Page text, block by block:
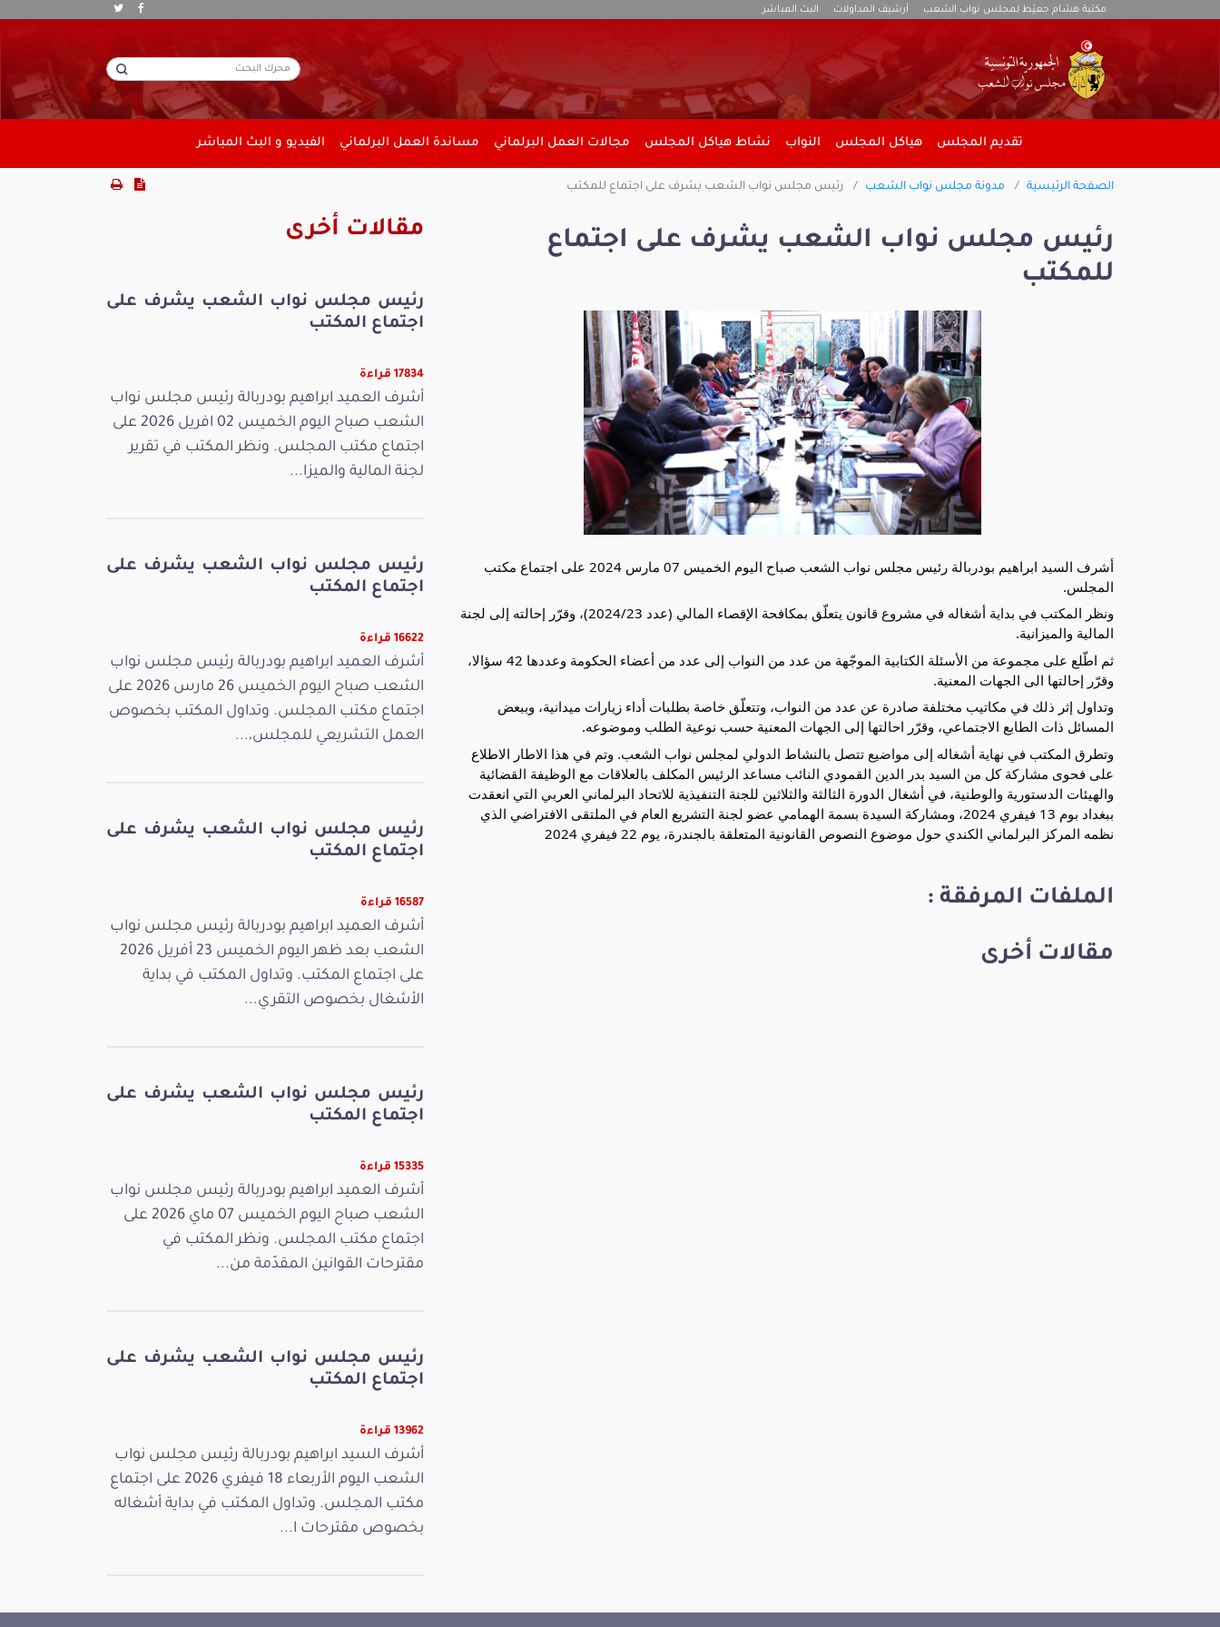
مكتبة هشام جعيّط لمجلس نواب الشعب أرشيف المداولات البث المباشر
تقديم المجلس هياكل المجلس النواب نشاط هياكل المجلس مجالات العمل البرلماني مساندة العمل البرلماني الفيديو و البث المباشر
الصفحة الرئيسية مدونة مجلس نواب الشعب رئيس مجلس نواب الشعب يشرف على اجتماع للمكتب
رئيس مجلس نواب الشعب يشرف على اجتماع
للمكتب
أشرف السيد ابراهيم بودربالة رئيس مجلس نواب الشعب صباح اليوم الخميس 07 مارس 2024 على اجتماع مكتب
المجلس.
ونظر المكتب في بداية أشغاله في مشروع قانون يتعلّق بمكافحة الإقصاء المالي (عدد 2024/23)، وقرّر إحالته إلى لجنة
المالية والميزانية.
ثم
اطّلع على مجموعة من الأسئلة الكتابية الموجّهة من عدد من النواب إلى عدد من أعضاء الحكومة وعددها 42 سؤالا،
وقرّر إحالتها الى الجهات المعنية.
وتداول إثر ذلك في مكاتيب مختلفة صادرة عن عدد من النواب، وتتعلّق خاصة بطلبات أداء زيارات ميدانية، وببعض
المسائل ذات الطابع الاجتماعي، وقرّر احالتها إلى الجهات المعنية حسب نوعية الطلب وموضوعه.
وتطرق المكتب في نهاية أشغاله إلى مواضيع تتصل بالنشاط الدولي لمجلس نواب الشعب. وتم في هذا الاطار الاطلاع
على فحوى مشاركة كل من السيد بدر الدين القمودي النائب مساعد الرئيس المكلف بالعلاقات مع الوظيفة القضائية
والهيئات الدستورية والوطنية، في أشغال الدورة الثالثة والثلاثين للجنة التنفيذية للاتحاد البرلماني العربي التي انعقدت
ببغداد بوم 13 فيفري 2024، ومشاركة السيدة بسمة الهمامي عضو لجنة التشريع العام في الملتقى الافتراضي الذي
نظمه المركز البرلماني الكندي حول موضوع النصوص القانونية المتعلقة بالجندرة، يوم 22 فيفري 2024
الملفات المرفقة :
مقالات أخرى
مقالات أخرى
رئيس مجلس نواب الشعب يشرف على
اجتماع المكتب
17834 قراءة
أشرف العميد ابراهيم بودربالة رئيس مجلس نواب
الشعب صباح اليوم الخميس 02 افريل 2026 على
اجتماع مكتب المجلس. ونظر المكتب في تقرير
لجنة المالية والميزا...
رئيس مجلس نواب الشعب يشرف على
اجتماع المكتب
16622 قراءة
أشرف العميد ابراهيم بودربالة رئيس مجلس نواب
الشعب صباح اليوم الخميس 26 مارس 2026 على
اجتماع مكتب المجلس. وتداول المكتب بخصوص
العمل التشريعي للمجلس،...
رئيس مجلس نواب الشعب يشرف على
اجتماع المكتب
16587 قراءة
أشرف العميد ابراهيم بودربالة رئيس مجلس نواب
الشعب بعد ظهر اليوم الخميس 23 أفريل 2026
على اجتماع المكتب. وتداول المكتب في بداية
الأشغال بخصوص التقري...
رئيس مجلس نواب الشعب يشرف على
اجتماع المكتب
15335 قراءة
أشرف العميد ابراهيم بودربالة رئيس مجلس نواب
الشعب صباح اليوم الخميس 07 ماي 2026 على
اجتماع مكتب المجلس. ونظر المكتب في
مقترحات القوانين المقدّمة من...
رئيس مجلس نواب الشعب يشرف على
اجتماع المكتب
13962 قراءة
أشرف السيد ابراهيم بودربالة رئيس مجلس نواب
الشعب اليوم الأربعاء 18 فيفري 2026 على اجتماع
مكتب المجلس. وتداول المكتب في بداية أشغاله
بخصوص مقترحات ا...